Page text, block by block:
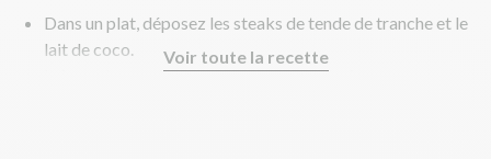
Dans un plat, déposez les steaks de tende de tranche et le
lait de coco.
Laissez-les mariner au réfrigérateur 15 min.
Voir toute la recette